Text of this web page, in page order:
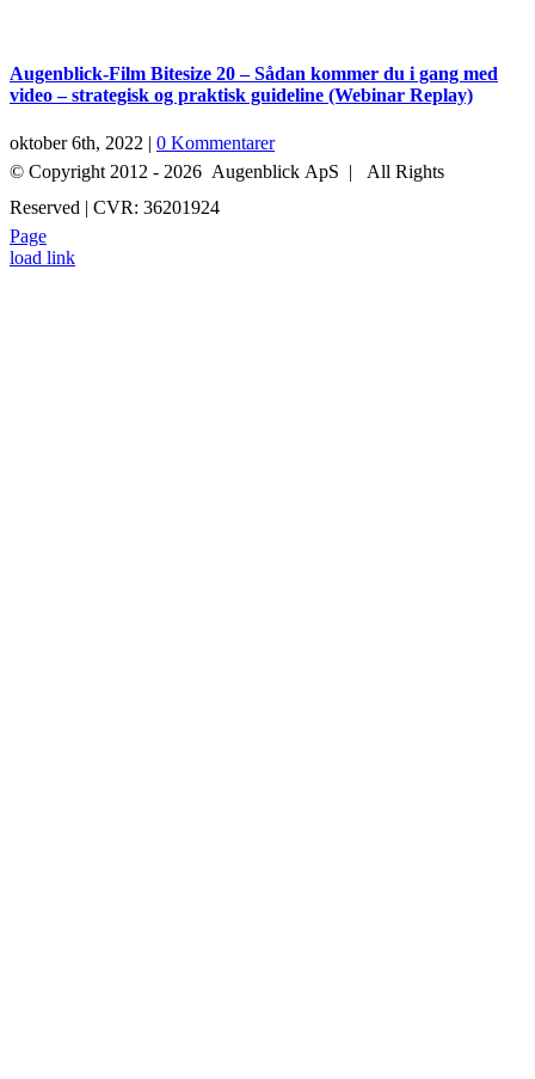
Augenblick-Film Bitesize 20 – Sådan kommer du i gang med
video – strategisk og praktisk guideline (Webinar Replay)
oktober 6th, 2022 | 0 Kommentarer
© Copyright 2012 - 2026 Augenblick ApS | All Rights
Reserved | CVR: 36201924
Page
load link